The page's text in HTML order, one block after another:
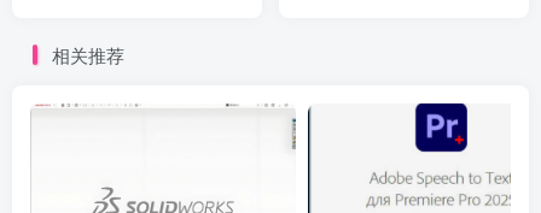
相关推荐